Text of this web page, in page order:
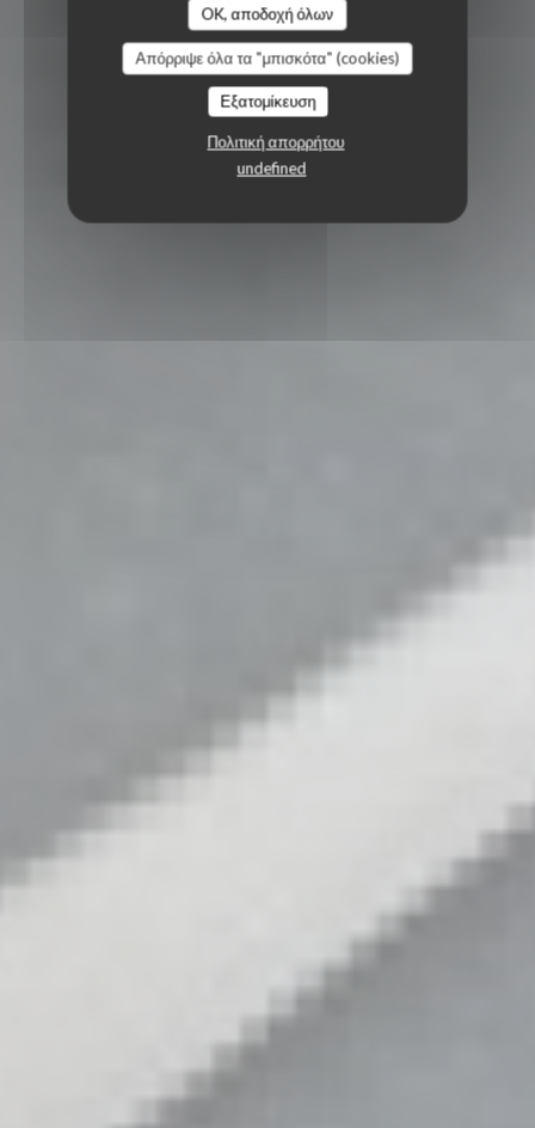
OK, αποδοχή όλων
Απόρριψε όλα τα "μπισκότα" (cookies)
Εξατομίκευση
Πολιτική απορρήτου
undefined